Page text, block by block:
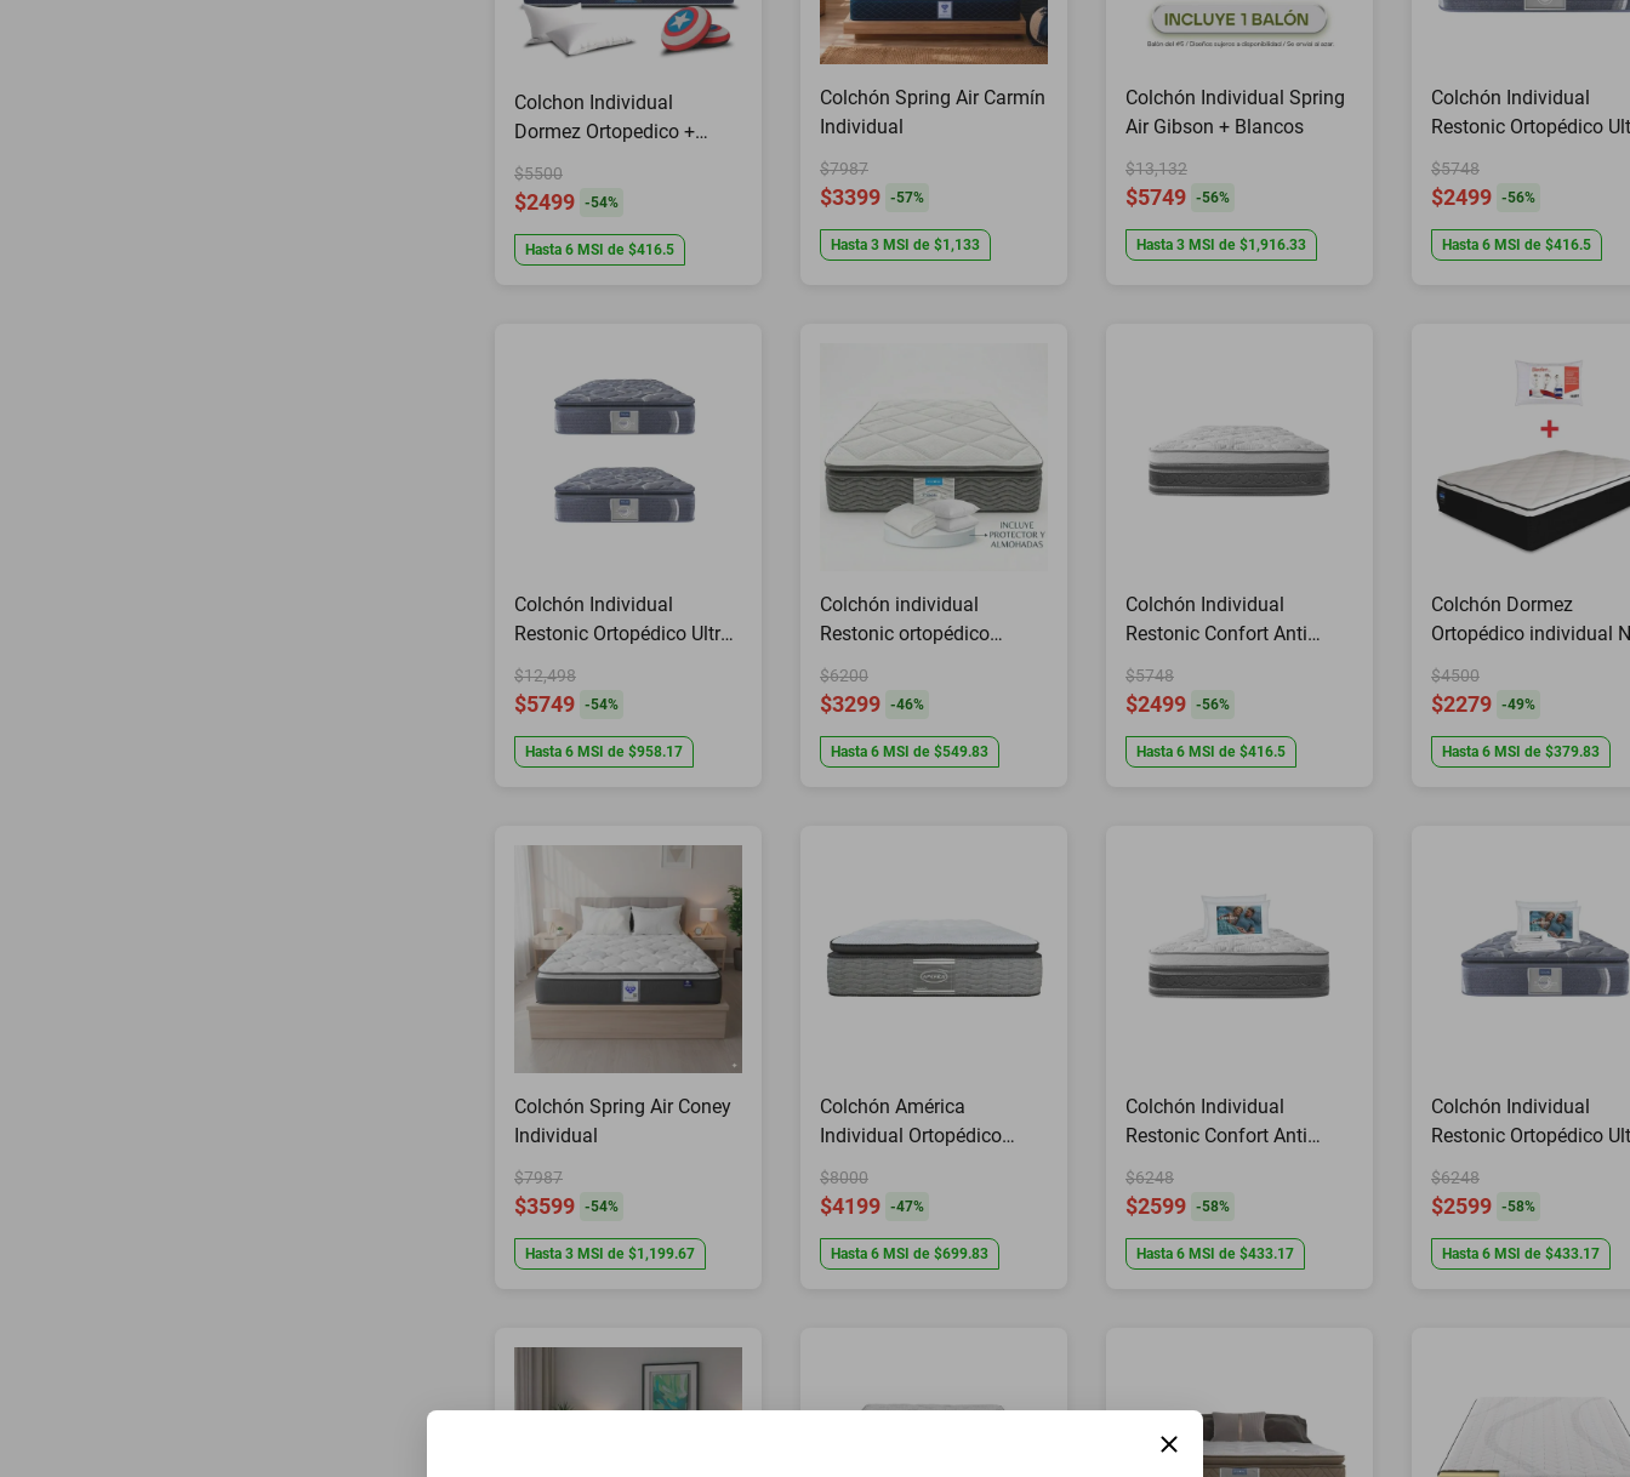
Colchon Individual
Dormez Ortopedico +
Cojin Super Heroe + 2
Almohadas
$5500
$2499 -54%
Hasta 6 MSI de $416.5
Colchón Spring Air Carmín
Individual
$7987
$3399 -57%
Hasta 3 MSI de $1,133
Colchón Individual Spring
Air Gibson + Blancos
$13,132
$5749 -56%
Hasta 3 MSI de $1,916.33
Colchón Individual
Restonic Ortopédico
Confort con 2
Hipoalergénicas
$5748
$2499 -56%
Hasta 6 MSI de $416.5
Colchón Individual
Restonic Ortopédico Ultra
Confort Kit de 2
$12,498
$5749 -54%
Hasta 6 MSI de $958.17
Colchón individual
Restonic ortopédico
Random + Protector+
Almohadas
$6200
$3299 -46%
Hasta 6 MSI de $549.83
Colchón Individual
Restonic Confort Anti
Micro Despertares
$5748
$2499 -56%
Hasta 6 MSI de $416.5
Colchón Dormez
Ortopédico individual
Max + 1 almohada
$4500
$2279 -49%
Hasta 6 MSI de $379.83
Colchón Spring Air Coney
Individual
$7987
$3599 -54%
Hasta 3 MSI de $1,199.67
Colchón América
Individual Ortopédico
Bloom PerfectSide
Antibacteriano
$8000
$4199 -47%
Hasta 6 MSI de $699.83
Colchón Individual
Restonic Confort Anti
Micro Despertares con 2
Almohadas
Hipoalergénicas
$6248
$2599 -58%
Hasta 6 MSI de $433.17
Colchón Individual
Restonic Ortopédico
Confort con 2
Hipoalergénicas
Standar y Juego de
Sabanas
$6248
$2599 -58%
Hasta 6 MSI de $433.17